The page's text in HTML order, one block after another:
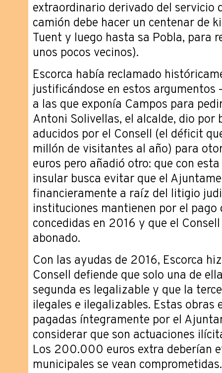
extraordinario derivado del servicio
camión debe hacer un centenar de
Tuent y luego hasta sa Pobla, para
unos pocos vecinos).
Escorca había reclamado
justificándose en estos argumentos
a las que exponía Campos para
Antoni Solivellas, el alcalde, dio por
aducidos por el Consell (el déficit
millón de visitantes al año) para
euros pero añadió otro: que con
insular busca evitar que el
financieramente a raíz del litigio
instituciones mantienen por el pago
concedidas en 2016 y que el
abonado.
Con las ayudas de 2016, Escorca
Consell defiende que solo una de
segunda es legalizable y que la
ilegales e ilegalizables. Estas obras
pagadas íntegramente por el
considerar que son actuaciones
Los 200.000 euros extra deberían
municipales se vean comprometidas.